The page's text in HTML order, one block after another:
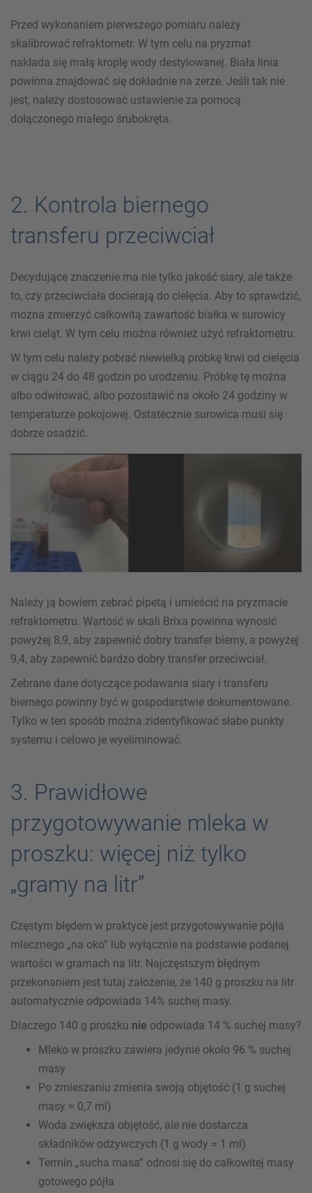
Przed wykonaniem pierwszego pomiaru należy
skalibrować refraktometr. W tym celu na pryzmat
nakłada się małą kroplę wody destylowanej. Biała linia
powinna znajdować się dokładnie na zerze. Jeśli tak nie
jest, należy dostosować ustawienie za pomocą
dołączonego małego śrubokręta.
2. Kontrola biernego
transferu przeciwciał
Decydujące znaczenie ma nie tylko jakość siary, ale także
to, czy przeciwciała docierają do cielęcia. Aby to sprawdzić,
można zmierzyć całkowitą zawartość białka w surowicy
krwi cieląt. W tym celu można również użyć refraktometru.
W tym celu należy pobrać niewielką próbkę krwi od cielęcia
w ciągu 24 do 48 godzin po urodzeniu. Próbkę tę można
albo odwirować, albo pozostawić na około 24 godziny w
temperaturze pokojowej. Ostatecznie surowica musi się
dobrze osadzić.
Należy ją bowiem zebrać pipetą i umieścić na pryzmacie
refraktometru. Wartość w skali Brixa powinna wynosić
powyżej 8,9, aby zapewnić dobry transfer bierny, a powyżej
9,4, aby zapewnić bardzo dobry transfer przeciwciał.
Zebrane dane dotyczące podawania siary i transferu
biernego powinny być w gospodarstwie dokumentowane.
Tylko w ten sposób można zidentyfikować słabe punkty
systemu i celowo je wyeliminować.
3. Prawidłowe
przygotowywanie mleka w
proszku: więcej niż tylko
„gramy na litr”
Częstym błędem w praktyce jest przygotowywanie pójła
mlecznego „na oko” lub wyłącznie na podstawie podanej
wartości w gramach na litr. Najczęstszym błędnym
przekonaniem jest tutaj założenie, że 140 g proszku na litr
automatycznie odpowiada 14% suchej masy.
Dlaczego 140 g proszku nie odpowiada 14 % suchej masy?
Mleko w proszku zawiera jedynie około 96 % suchej
masy
Po zmieszaniu zmienia swoją objętość (1 g suchej
masy ≈ 0,7 ml)
Woda zwiększa objętość, ale nie dostarcza
składników odżywczych (1 g wody = 1 ml)
Termin „sucha masa” odnosi się do całkowitej masy
gotowego pójła